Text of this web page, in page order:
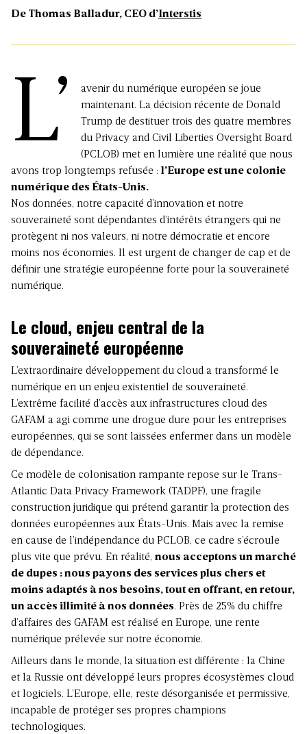
De Thomas Balladur, CEO d’Interstis
L’
avenir du numérique européen se joue
maintenant. La décision récente de Donald
Trump de destituer trois des quatre membres
du Privacy and Civil Liberties Oversight Board
(PCLOB) met en lumière une réalité que nous
avons trop longtemps refusée : l’Europe est une colonie
numérique des États-Unis.
Nos données, notre capacité d’innovation et notre
souveraineté sont dépendantes d’intérêts étrangers qui ne
protègent ni nos valeurs, ni notre démocratie et encore
moins nos économies. Il est urgent de changer de cap et de
définir une stratégie européenne forte pour la souveraineté
numérique.
Le cloud, enjeu central de la
souveraineté européenne
L’extraordinaire développement du cloud a transformé le
numérique en un enjeu existentiel de souveraineté.
L’extrême facilité d’accès aux infrastructures cloud des
GAFAM a agi comme une drogue dure pour les entreprises
européennes, qui se sont laissées enfermer dans un modèle
de dépendance.
Ce modèle de colonisation rampante repose sur le Trans-
Atlantic Data Privacy Framework (TADPF), une fragile
construction juridique qui prétend garantir la protection des
données européennes aux États-Unis. Mais avec la remise
en cause de l’indépendance du PCLOB, ce cadre s’écroule
plus vite que prévu. En réalité, nous acceptons un marché
de dupes : nous payons des services plus chers et
moins adaptés à nos besoins, tout en offrant, en retour,
un accès illimité à nos données. Près de 25% du chiffre
d’affaires des GAFAM est réalisé en Europe, une rente
numérique prélevée sur notre économie.
Ailleurs dans le monde, la situation est différente : la Chine
et la Russie ont développé leurs propres écosystèmes cloud
et logiciels. L’Europe, elle, reste désorganisée et permissive,
incapable de protéger ses propres champions
technologiques.